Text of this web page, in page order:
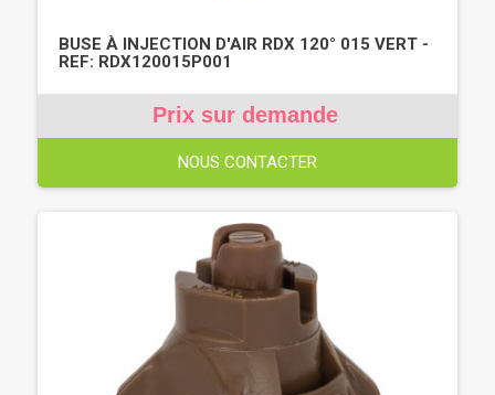
BUSE À INJECTION D'AIR RDX 120° 015 VERT -
REF: RDX120015P001
Prix sur demande
NOUS CONTACTER